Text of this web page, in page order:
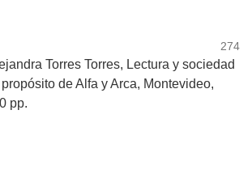
274
Torres Torres, Lectura y sociedad
de Alfa y Arca, Montevideo,
pp.